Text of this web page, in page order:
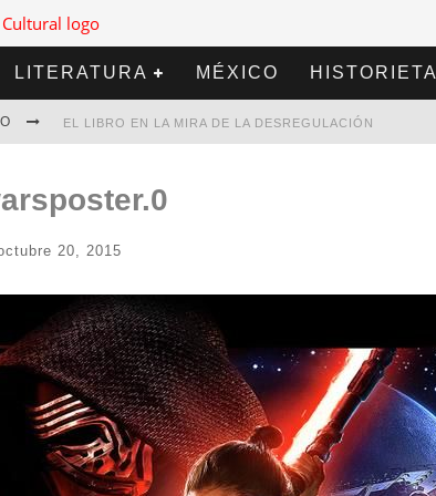
LITERATURA MÉXICO HISTORIETA
EL LIBRO EN LA MIRA DE LA DESREGULACIÓN
DIEGO MERET | HOTEL ACAPULCO
ALEJANDRA CORREA | LA NIEVE
20, 2015